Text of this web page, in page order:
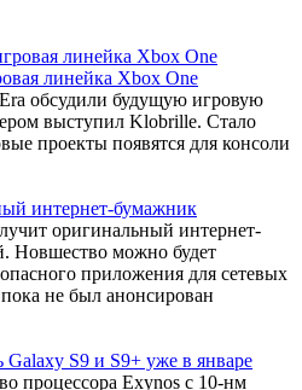
линейка Xbox One
обсудили будущую игровую
выступил Klobrille. Стало
проекты появятся для консоли
интернет-бумажник
оригинальный интернет-
Новшество можно будет
приложения для сетевых
не был анонсирован
Galaxy S9 и S9+ уже в январе‍
процессора Exynos с 10-нм